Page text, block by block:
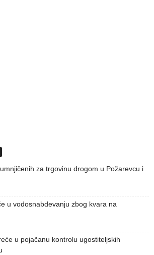
za trgovinu drogom u Požarevcu i
u vodosnabdevanju zbog kvara na
u pojačanu kontrolu ugostiteljskih